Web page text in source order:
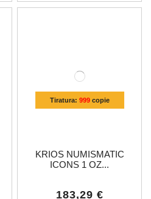
Tiratura: 999copie
KRIOS NUMISMATIC
ICONS 1 OZ...
183,29 €